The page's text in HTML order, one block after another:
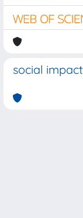
social impact